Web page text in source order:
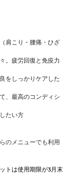
肩こり・腰痛・ひざ
。疲労回復と免疫力
をしっかりケアした
、最高のコンディシ
たい方
のメニューでも利用
トは使用期限が3月末